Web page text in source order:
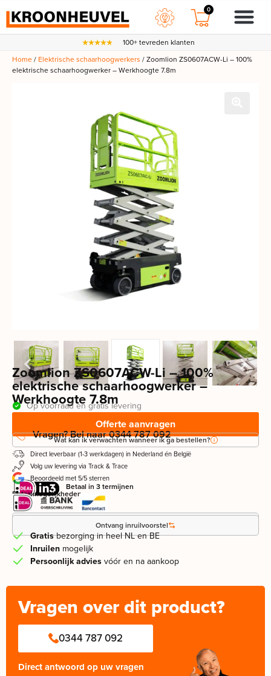
0
100+ tevreden klanten
Home/ Elektrische schaarhoogwerkers / Zoomlion ZS0607ACW-Li – 100%
elektrische schaarhoogwerker – Werkhoogte 7.8m
Zoomlion ZS0607ACW-Li – 100%
elektrische schaarhoogwerker –
Werkhoogte 7.8m
Op voorraad en gratis levering
Offerte aanvragen
Vragen? Bel naar 0344 787 092
Wat kan ik verwachten wanneer ik ga bestellen?
Direct leverbaar (1-3 werkdagen) in Nederland én België
Volg uw levering via Track & Trace
Beoordeeld met 5/5 sterren
Betaal in 3 termijnen
Betaalmogelijkheden
Leasevoorstel aanvragen
Ontvang inruilvoorstel
Gratisbezorging in heel NL en BE
Inruilen mogelijk
Persoonlijk adviesvóór en na aankoop
Vragen over dit product?
0344 787 092
Direct antwoord op uw vragen